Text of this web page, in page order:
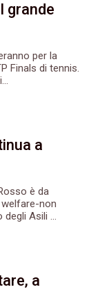
grande
per la
Finals di tennis.
a
è da
non
Asili ...
a